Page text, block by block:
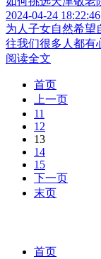
2024-04-24 18:22:46
为人子女自然希望
往我们很多人都有
阅读全文
首页
上一页
11
12
13
14
15
下一页
末页
首页